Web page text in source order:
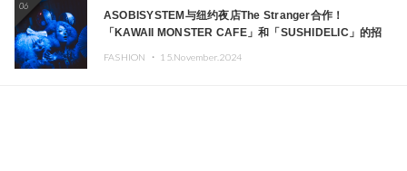
06
ASOBISYSTEM与纽约夜店The Stranger合作！
「KAWAII MONSTER CAFE」和「SUSHIDELIC」的招
FASHION ・ 15.November.2024